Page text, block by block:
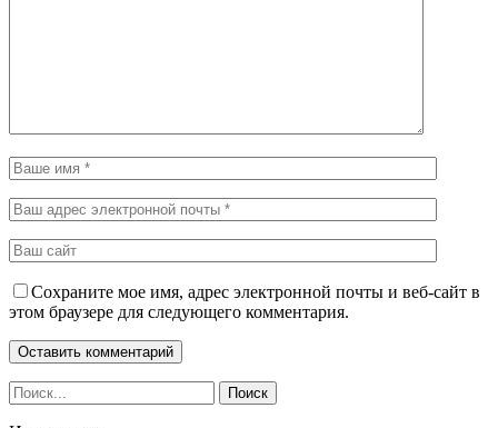
Сохраните мое имя, адрес электронной почты и веб-сайт в
этом браузере для следующего комментария.